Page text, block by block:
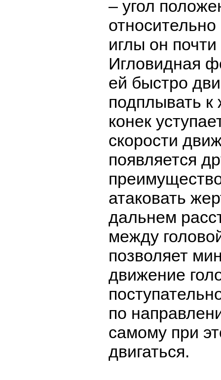
– угол
иглы он
Игловидная
ей быстро
подплывать
конек
скорости
появляется
атаковать
дальнем
между
позволяет
движение
по
самому при
двигаться.